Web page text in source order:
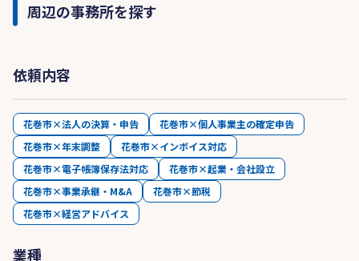
周辺の事務所を探す
依頼内容
花巻市×法人の決算・申告
花巻市×個人事業主の確定申告
花巻市×年末調整
花巻市×インボイス対応
花巻市×電子帳簿保存法対応
花巻市×起業・会社設立
花巻市×事業承継・M&A
花巻市×節税
花巻市×経営アドバイス
業種